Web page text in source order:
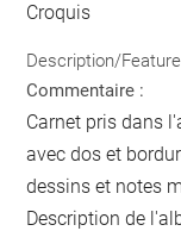
Croquis
Description/
Commentaire :
Carnet pris dans
avec dos et
dessins et notes
Description de